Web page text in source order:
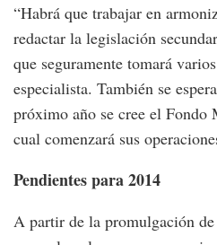
“Habrá que trabajar en
redactar la legislación
que seguramente tomará
especialista. También se
próximo año se cree el Fondo
cual comenzará sus
Pendientes para 2014
A partir de la promulgación